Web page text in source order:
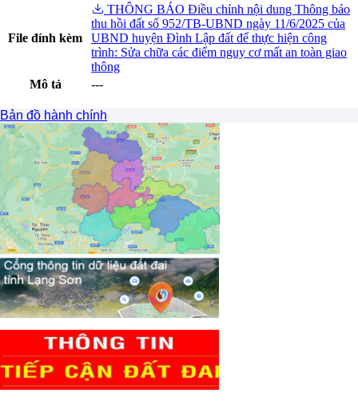
File đính kèm
THÔNG BÁO Điều chỉnh nội dung Thông báo
thu hồi đất số 952/TB-UBND ngày 11/6/2025 của
UBND huyện Đình Lập đất để thực hiện công
trình: Sửa chữa các điểm nguy cơ mất an toàn giao
thông
Mô tả
---
Bản đồ hành chính